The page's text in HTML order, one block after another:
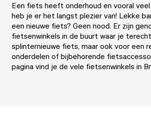
Een fiets heeft onderhoud en vooral
heb je er het langst plezier van! Lekke
een nieuwe fiets? Geen nood. Er zijn
fietsenwinkels in de buurt waar je
splinternieuwe fiets, maar ook voor een
onderdelen of bijbehorende
pagina vind je de vele fietsenwinkels in